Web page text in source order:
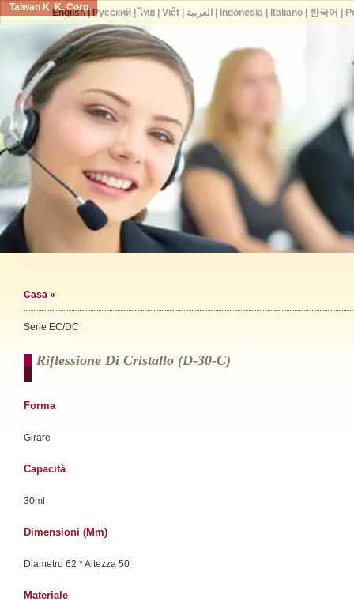
Taiwan K. K. Corp.
Casa »
Serie EC/DC
Riflessione Di Cristallo (d-30-C)
Forma
Girare
Capacità
30ml
Dimensioni (mm)
Diametro 62 * Altezza 50
Materiale
English| Русский| ไทย| Việt| العربية Indonesia| Italiano| 한국어